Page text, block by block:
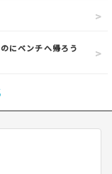
にベンチへ帰ろう